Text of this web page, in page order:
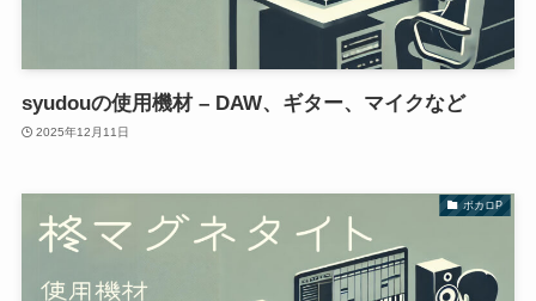
syudouの使用機材 – DAW、ギター、マイクなど
2025年12月11日
ボカロP